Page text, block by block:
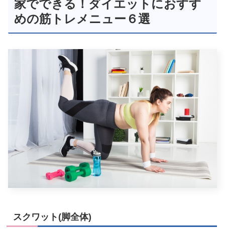
家でできる！ダイエットにおすす
めの筋トレメニュー６選
スクワット(脚全体)